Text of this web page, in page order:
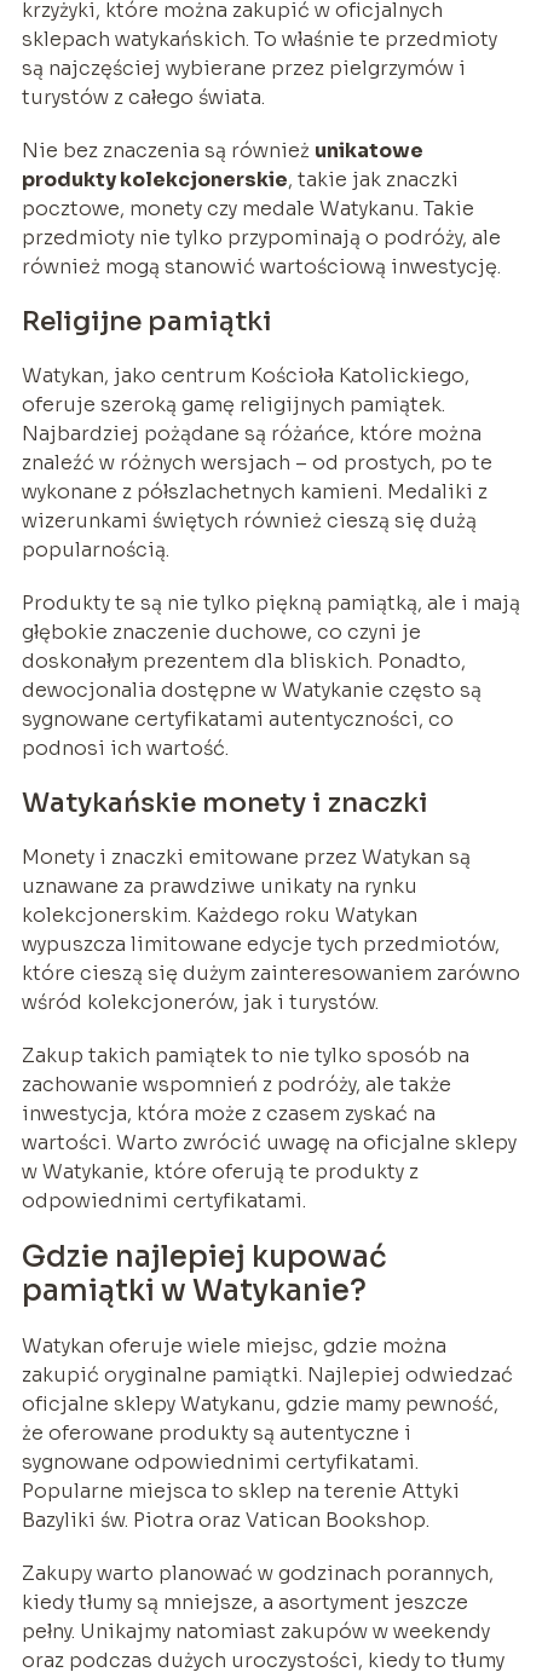
krzyżyki, które można zakupić w oficjalnych
sklepach watykańskich. To właśnie te przedmioty
są najczęściej wybierane przez pielgrzymów i
turystów z całego świata.
Nie bez znaczenia są również unikatowe
produkty kolekcjonerskie, takie jak znaczki
pocztowe, monety czy medale Watykanu. Takie
przedmioty nie tylko przypominają o podróży, ale
również mogą stanowić wartościową inwestycję.
Religijne pamiątki
Watykan, jako centrum Kościoła Katolickiego,
oferuje szeroką gamę religijnych pamiątek.
Najbardziej pożądane są różańce, które można
znaleźć w różnych wersjach – od prostych, po te
wykonane z półszlachetnych kamieni. Medaliki z
wizerunkami świętych również cieszą się dużą
popularnością.
Produkty te są nie tylko piękną pamiątką, ale i mają
głębokie znaczenie duchowe, co czyni je
doskonałym prezentem dla bliskich. Ponadto,
dewocjonalia dostępne w Watykanie często są
sygnowane certyfikatami autentyczności, co
podnosi ich wartość.
Watykańskie monety i znaczki
Monety i znaczki emitowane przez Watykan są
uznawane za prawdziwe unikaty na rynku
kolekcjonerskim. Każdego roku Watykan
wypuszcza limitowane edycje tych przedmiotów,
które cieszą się dużym zainteresowaniem zarówno
wśród kolekcjonerów, jak i turystów.
Zakup takich pamiątek to nie tylko sposób na
zachowanie wspomnień z podróży, ale także
inwestycja, która może z czasem zyskać na
wartości. Warto zwrócić uwagę na oficjalne sklepy
w Watykanie, które oferują te produkty z
odpowiednimi certyfikatami.
Gdzie najlepiej kupować
pamiątki w Watykanie?
Watykan oferuje wiele miejsc, gdzie można
zakupić oryginalne pamiątki. Najlepiej odwiedzać
oficjalne sklepy Watykanu, gdzie mamy pewność,
że oferowane produkty są autentyczne i
sygnowane odpowiednimi certyfikatami.
Popularne miejsca to sklep na terenie Attyki
Bazyliki św. Piotra oraz Vatican Bookshop.
Zakupy warto planować w godzinach porannych,
kiedy tłumy są mniejsze, a asortyment jeszcze
pełny. Unikajmy natomiast zakupów w weekendy
oraz podczas dużych uroczystości, kiedy to tłumy